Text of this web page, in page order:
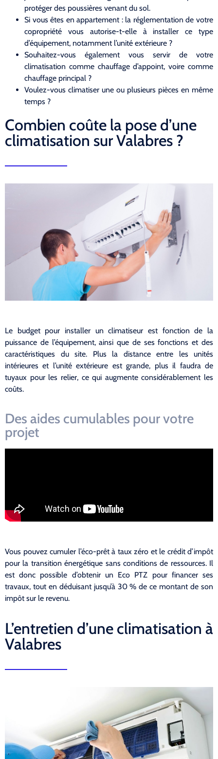
protéger des poussières venant du sol.
Si vous êtes en appartement : la réglementation de votre
copropriété vous autorise-t-elle à installer ce type
d’équipement, notamment l’unité extérieure ?
Souhaitez-vous également vous servir de votre
climatisation comme chauffage d’appoint, voire comme
chauffage principal ?
Voulez-vous climatiser une ou plusieurs pièces en même
temps ?
Combien coûte la pose d’une
climatisation sur Valabres ?
Le budget pour installer un climatiseur est fonction de la
puissance de l’équipement, ainsi que de ses fonctions et des
caractéristiques du site. Plus la distance entre les unités
intérieures et l’unité extérieure est grande, plus il faudra de
tuyaux pour les relier, ce qui augmente considérablement les
coûts.
Des aides cumulables pour votre
projet
Vous pouvez cumuler l’éco-prêt à taux zéro et le crédit d’impôt
pour la transition énergétique sans conditions de ressources. Il
est donc possible d’obtenir un Eco PTZ pour financer ses
travaux, tout en déduisant jusqu’à 30 % de ce montant de son
impôt sur le revenu.
L’entretien d’une climatisation à
Valabres